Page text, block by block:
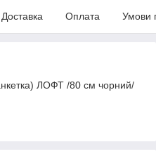
Доставка Оплата Умови
ЛОФТ /80 см чорний/